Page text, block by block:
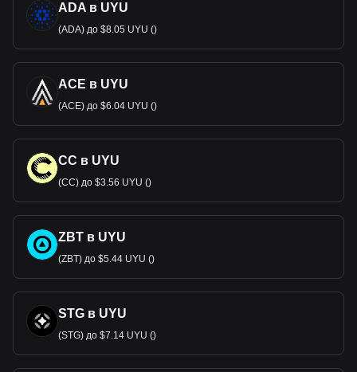
ADA в UYU
(ADA) до $8.05 UYU ()
ACE в UYU
(ACE) до $6.04 UYU ()
CC в UYU
(CC) до $3.56 UYU ()
ZBT в UYU
(ZBT) до $5.44 UYU ()
STG в UYU
(STG) до $7.14 UYU ()